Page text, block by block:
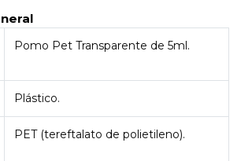
Pomo Pet Transparente de 5ml.
Plástico.
PET (tereftalato de polietileno).